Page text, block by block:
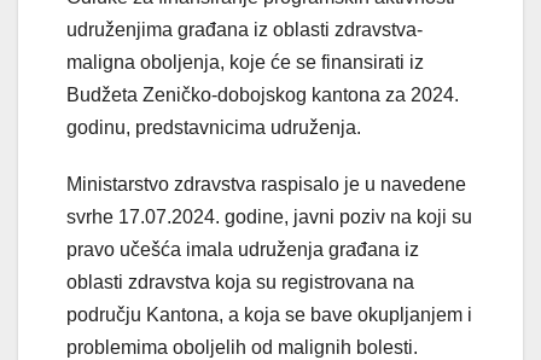
udruženjima građana iz oblasti zdravstva-
maligna oboljenja, koje će se finansirati iz
Budžeta Zeničko-dobojskog kantona za 2024.
godinu, predstavnicima udruženja.
Ministarstvo zdravstva raspisalo je u navedene
svrhe 17.07.2024. godine, javni poziv na koji su
pravo učešća imala udruženja građana iz
oblasti zdravstva koja su registrovana na
području Kantona, a koja se bave okupljanjem i
problemima oboljelih od malignih bolesti.